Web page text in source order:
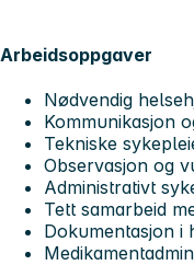
Arbeidsoppgaver
Nødvendig
Kommunikasjon
Tekniske
Observasjon og
Administrativt
Tett samarbeid
Dokumentasjon